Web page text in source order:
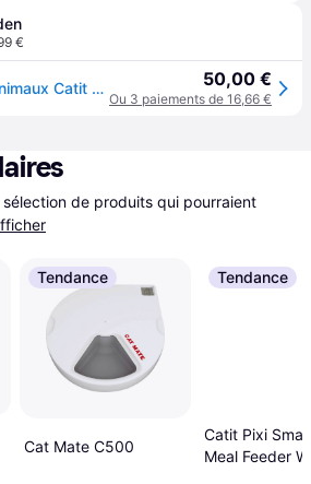
€
Fontaine à eau pour animaux Catit Pixi Combo Kit - Vert 50,00 €
Ou 3 paiements de 16,66 €
de produits qui pourraient
Tendance
Cat Mate C500
Tendance
Catit Pixi
Meal Feeder